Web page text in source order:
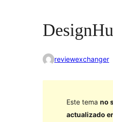
reviewexchanger
Este tema no
actualizado